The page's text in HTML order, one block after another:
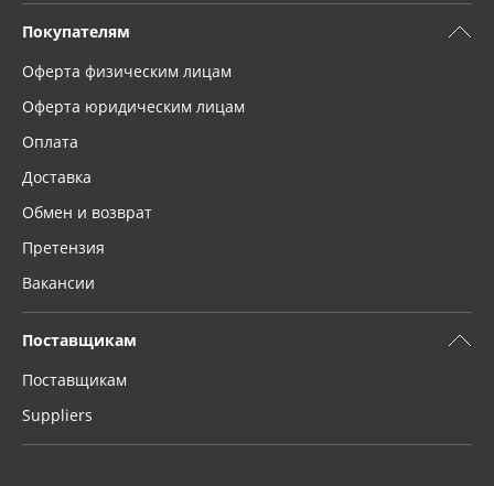
Покупателям
Оферта физическим лицам
Оферта юридическим лицам
Оплата
Доставка
Обмен и возврат
Претензия
Вакансии
Поставщикам
Поставщикам
Suppliers